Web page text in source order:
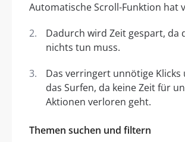
Automatische Scroll-Funktion hat
Dadurch wird Zeit gespart, da
nichts tun muss.
Das verringert unnötige
das Surfen, da keine Zeit für
Aktionen verloren geht.
Themen suchen und filtern